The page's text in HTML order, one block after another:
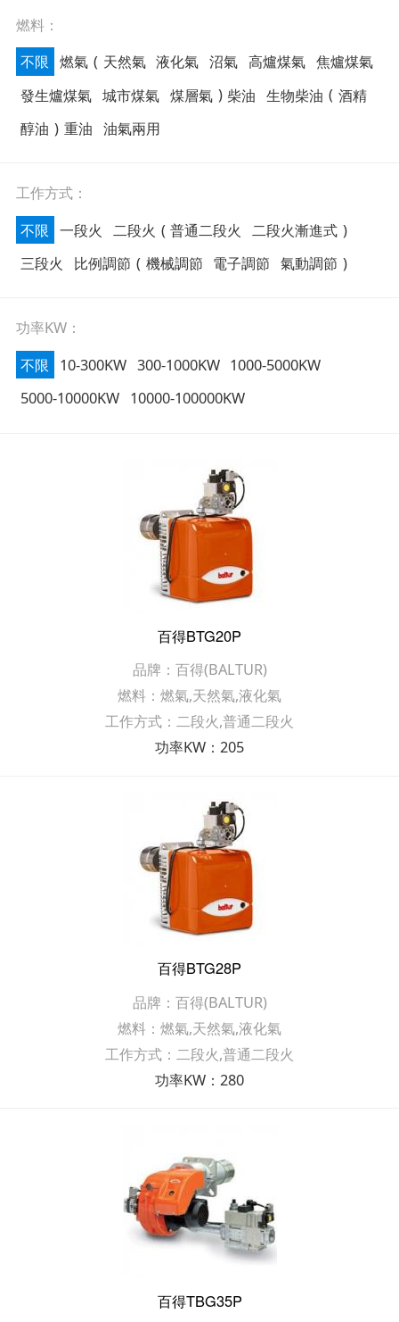
燃料：
不限 燃氣 ( 天然氣 液化氣 沼氣 高爐煤氣 焦爐煤氣
發生爐煤氣 城市煤氣 煤層氣 ) 柴油 生物柴油 ( 酒精
醇油 ) 重油 油氣兩用
工作方式：
不限 一段火 二段火 ( 普通二段火 二段火漸進式 )
三段火
比例調節 ( 機械調節 電子調節 氣動調節 )
功率KW：
不限
10-300KW 300-1000KW 1000-5000KW
5000-10000KW 10000-100000KW
百得BTG20P
品牌：百得(BALTUR)
燃料：燃氣,天然氣,液化氣
工作方式：二段火,普通二段火
功率KW：205
百得BTG28P
品牌：百得(BALTUR)
燃料：燃氣,天然氣,液化氣
工作方式：二段火,普通二段火
功率KW：280
百得TBG35P